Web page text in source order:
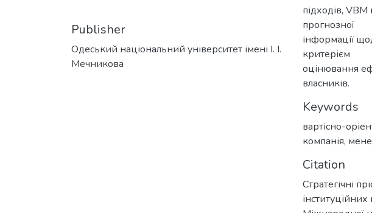
Publisher
Одеський національний університет імені І. І.
Мечникова
підходів,
прогнозної
інформації
критерієм
оцінювання
власників.
Keywords
вартісно-
компанія,
Citation
Стратегічні